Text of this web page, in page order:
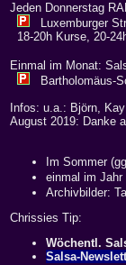
Jeden Donnerstag
Luxemburger
18-20h Kurse, 20-
Einmal im Monat:
Bartholomäus-
Infos: u.a.: Björn,
August 2019: Danke
Im Sommer
einmal im Jahr
Archivbilder:
Chrissies Tip:
Wöchentl.
Salsa-